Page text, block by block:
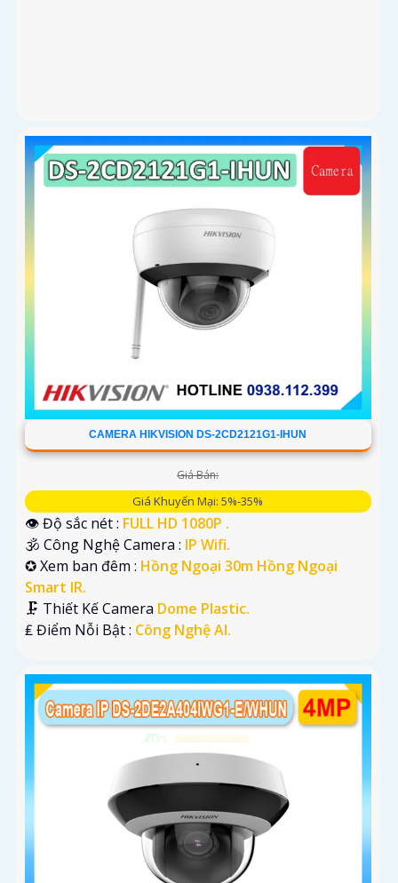
CAMERA HIKVISION DS-2CD2121G1-IHUN
Giá Bán:
Giá Khuyến Mại: 5%-35%
👁 Độ sắc nét : FULL HD 1080P .
🕉️ Công Nghệ Camera : IP Wifi.
✪ Xem ban đêm : Hồng Ngoại 30m Hồng Ngoại
Smart IR.
🗜️ Thiết Kế Camera Dome Plastic.
️₤ Điểm Nỗi Bật : Công Nghệ AI.